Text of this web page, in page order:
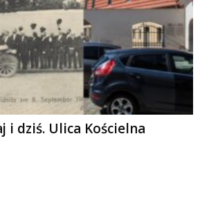
i dziś. Ulica Kościelna